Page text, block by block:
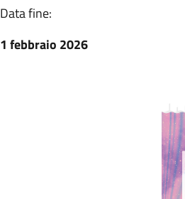
Data fine:
1 febbraio 2026